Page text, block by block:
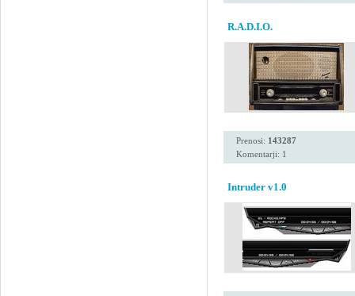
R.A.D.I.O.
Prenosi: 143287
Komentarji: 1
Intruder v1.0